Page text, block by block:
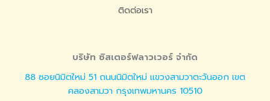
ติดต่อเรา
บริษัท ซิสเตอร์ฟลาวเวอร์ จำกัด
88 ซอยนิมิตใหม่ 51 ถนนนิมิตใหม่ แขวงสามวาตะวันออก เขต
คลองสามวา กรุงเทพมหานคร 10510